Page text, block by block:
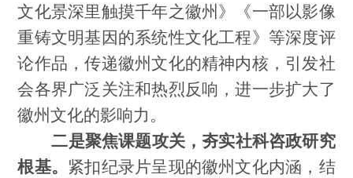
文化景深里触摸千年之徽州》《一部以影像
重铸文明基因的系统性文化工程》等深度评
论作品，传递徽州文化的精神内核，引发社
会各界广泛关注和热烈反响，进一步扩大了
徽州文化的影响力 。
二是聚焦课题攻关，夯实社科咨政研究
根基。 紧扣纪录片呈现的徽州文化内涵，结